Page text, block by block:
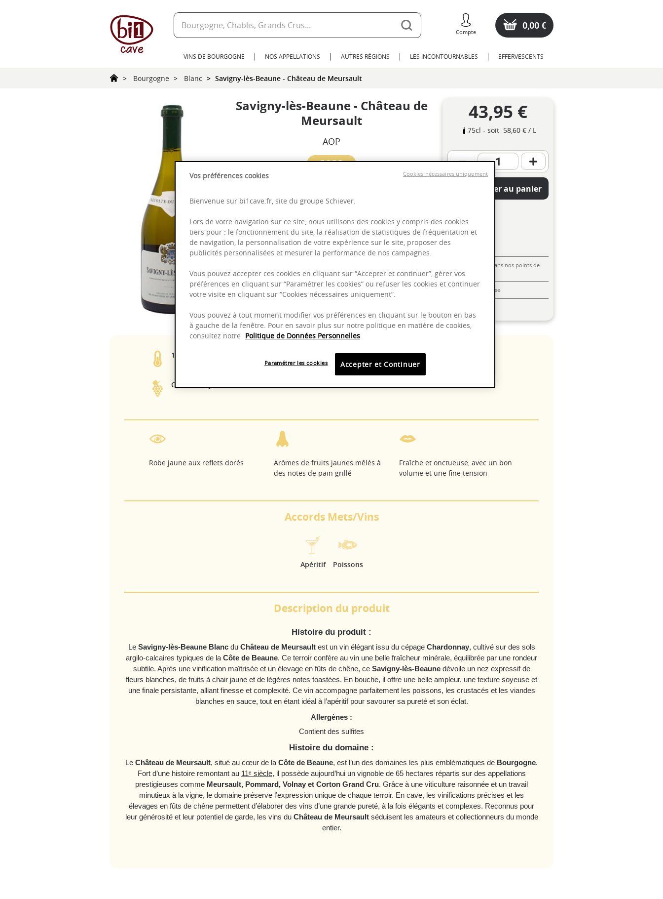
Compte
0,00 €
VINS DE BOURGOGNE NOS APPELLATIONS AUTRES RÉGIONS LES INCONTOURNABLES EFFERVESCENTS
Bourgogne Blanc Savigny-lès-Beaune - Château de Meursault
Savigny-lès-Beaune - Château de
Meursault
AOP
2022
Puissant
43,95 €
75cl - soit 58,60 €/ L
Ajouter au panier
Livraison offerte dans nos points de
vente
Emballage anti-casse
13,00% 2025 - 2028
Chardonnay
Robe jaune aux reflets dorés
Arômes de fruits jaunes mêlés à
des notes de pain grillé
Fraîche et onctueuse, avec un bon
volume et une fine tension
Accords Mets/Vins
Apéritif Poissons
Description du produit
Histoire du produit :
Le Savigny-lès-Beaune Blancdu Château de Meursaultest un vin élégant issu du cépage Chardonnay, cultivé sur des sols
argilo-calcaires typiques de la Côte de Beaune. Ce terroir confère au vin une belle fraîcheur minérale, équilibrée par une rondeur
subtile. Après une vinification maîtrisée et un élevage en fûts de chêne, ce Savigny-lès-Beaunedévoile un nez expressif de
fleurs blanches, de fruits à chair jaune et de légères notes toastées. En bouche, il offre une belle ampleur, une texture soyeuse et
une finale persistante, alliant finesse et complexité. Ce vin accompagne parfaitement les poissons, les crustacés et les viandes
blanches en sauce, tout en étant idéal à l’apéritif pour savourer sa pureté et son éclat.
Allergènes :
Contient des sulfites
Histoire du domaine :
Le Château de Meursault, situé au cœur de la Côte de Beaune, est l’un des domaines les plus emblématiques de Bourgogne.
Fort d’une histoire remontant au 11ᵉ siècle, il possède aujourd’hui un vignoble de 65 hectares répartis sur des appellations
prestigieuses comme Meursault, Pommard, Volnay et Corton Grand Cru. Grâce à une viticulture raisonnée et un travail
minutieux à la vigne, le domaine préserve l’expression unique de chaque terroir. En cave, les vinifications précises et les
élevages en fûts de chêne permettent d’élaborer des vins d’une grande pureté, à la fois élégants et complexes. Reconnus pour
leur générosité et leur potentiel de garde, les vins du Château de Meursaultséduisent les amateurs et collectionneurs du monde
entier.
Vos préférences cookies
Bienvenue sur bi1cave.fr, site du groupe Schiever.
Lors de votre navigation sur ce site, nous utilisons des cookies y compris des cookies
tiers pour : le fonctionnement du site, la réalisation de statistiques de fréquentation et
de navigation, la personnalisation de votre expérience sur le site, proposer des
publicités personnalisées et mesurer la performance de nos campagnes.
Vous pouvez accepter ces cookies en cliquant sur “Accepter et continuer”, gérer vos
préférences en cliquant sur “Paramétrer les cookies” ou refuser les cookies et continuer
votre visite en cliquant sur “Cookies nécessaires uniquement”.
Vous pouvez à tout moment modifier vos préférences en cliquant sur le bouton en bas
à gauche de la fenêtre. Pour en savoir plus sur notre politique en matière de cookies,
consultez notre Politique de Données Personnelles
Accepter et Continuer
Paramétrer les cookies
Cookies nécessaires uniquement